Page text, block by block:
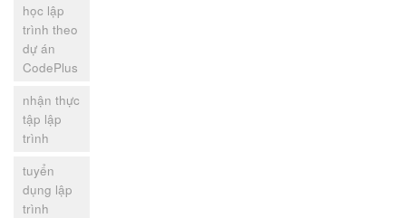
học lập
trình theo
dự án
CodePlus
nhận thực
tập lập
trình
tuyển
dụng lập
trình